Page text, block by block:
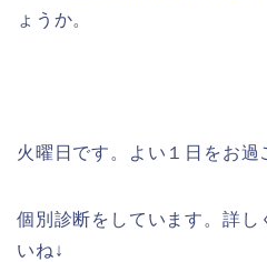
ょうか。
火曜日です。よい１日をお過
個別診断をしています。詳し
いね↓